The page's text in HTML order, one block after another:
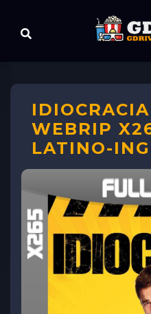
WEBRIP
LATINO-